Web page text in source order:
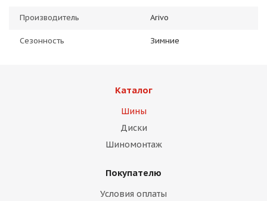
Производитель Arivo
Сезонность Зимние
Каталог
Шины
Диски
Шиномонтаж
Покупателю
Условия оплаты